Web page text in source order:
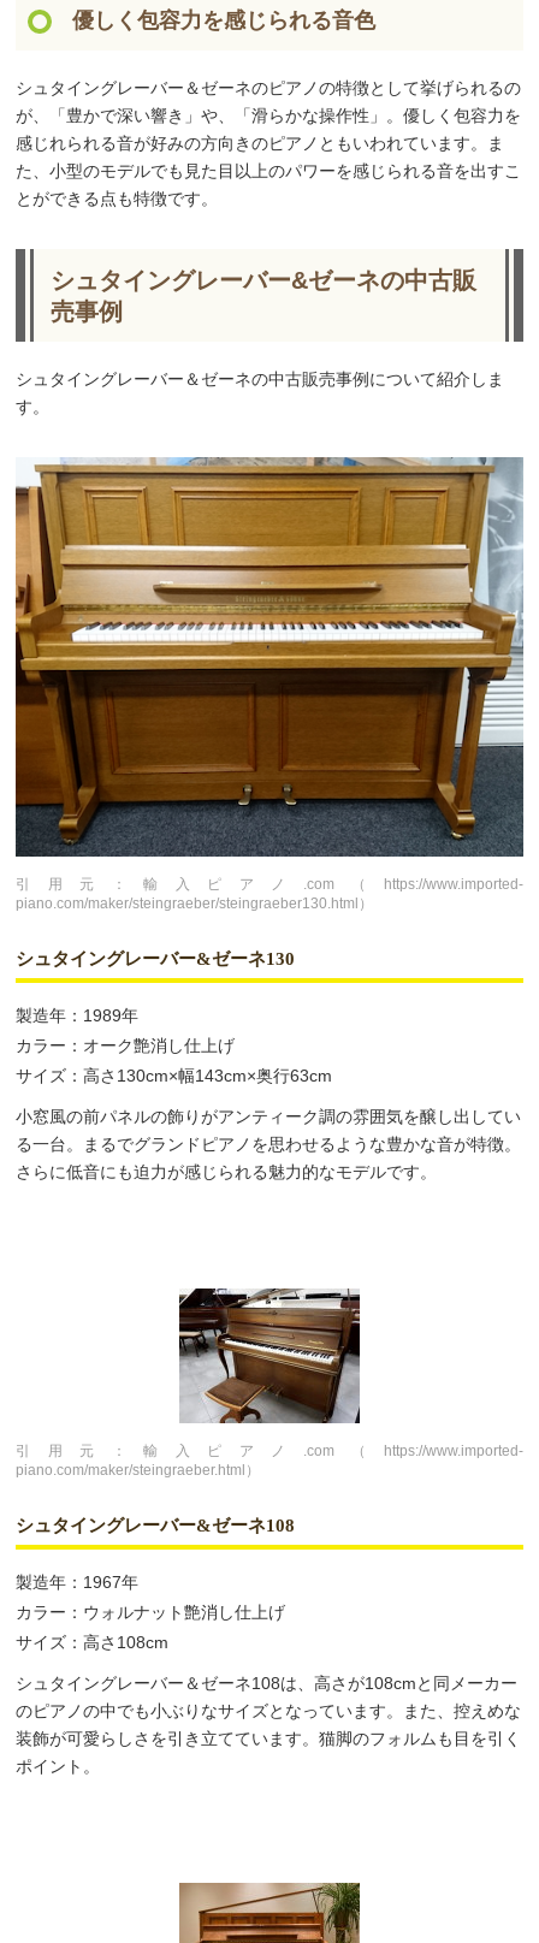
優しく包容力を感じられる音色
シュタイングレーバー＆ゼーネのピアノの特徴として挙げられるの
が、「豊かで深い響き」や、「滑らかな操作性」。優しく包容力を
感じれられる音が好みの方向きのピアノともいわれています。ま
た、小型のモデルでも見た目以上のパワーを感じられる音を出すこ
とができる点も特徴です。
シュタイングレーバー&ゼーネの中古販
売事例
シュタイングレーバー＆ゼーネの中古販売事例について紹介しま
す。
引用元：輸入ピアノ.com（https://www.imported-
piano.com/maker/steingraeber/steingraeber130.html）
シュタイングレーバー&ゼーネ130
製造年：1989年
カラー：オーク艶消し仕上げ
サイズ：高さ130cm×幅143cm×奥行63cm
小窓風の前パネルの飾りがアンティーク調の雰囲気を醸し出してい
る一台。まるでグランドピアノを思わせるような豊かな音が特徴。
さらに低音にも迫力が感じられる魅力的なモデルです。
引用元：輸入ピアノ.com（https://www.imported-
piano.com/maker/steingraeber.html）
シュタイングレーバー&ゼーネ108
製造年：1967年
カラー：ウォルナット艶消し仕上げ
サイズ：高さ108cm
シュタイングレーバー＆ゼーネ108は、高さが108cmと同メーカー
のピアノの中でも小ぶりなサイズとなっています。また、控えめな
装飾が可愛らしさを引き立てています。猫脚のフォルムも目を引く
ポイント。